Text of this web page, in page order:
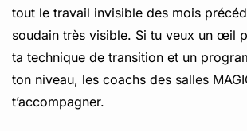
tout le travail invisible des mois
soudain très visible. Si tu veux un œil
ta technique de transition et un
ton niveau, les coachs des salles
t’accompagner.